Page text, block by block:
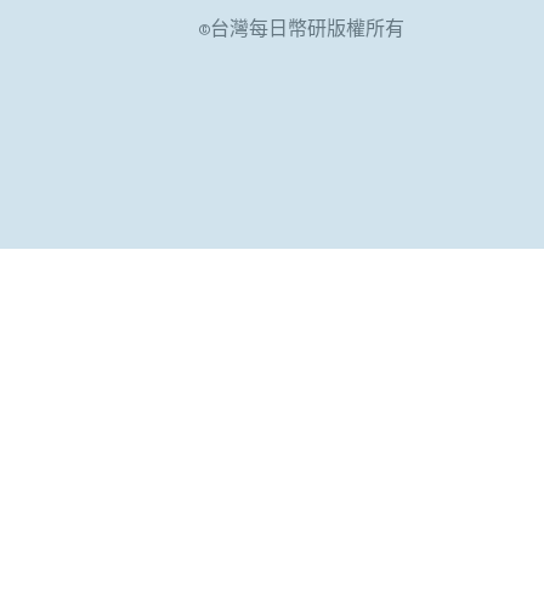
©台灣每日幣研版權所有